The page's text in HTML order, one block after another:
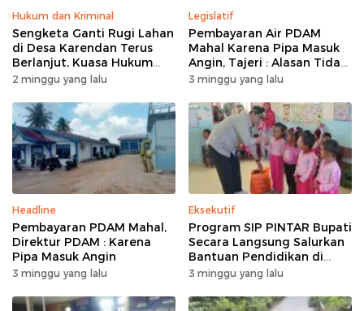
Hukum dan Kriminal
Sengketa Ganti Rugi Lahan
di Desa Karendan Terus
Berlanjut, Kuasa Hukum
Ajukan Kasasi
2 minggu yang lalu
Legislatif
Pembayaran Air PDAM
Mahal Karena Pipa Masuk
Angin, Tajeri : Alasan Tidak
Masuk Akal
3 minggu yang lalu
Headline
Pembayaran PDAM Mahal,
Direktur PDAM : Karena
Pipa Masuk Angin
3 minggu yang lalu
Eksekutif
Program SIP PINTAR Bupati
Secara Langsung Salurkan
Bantuan Pendidikan di
Desa Mampuak ll
3 minggu yang lalu